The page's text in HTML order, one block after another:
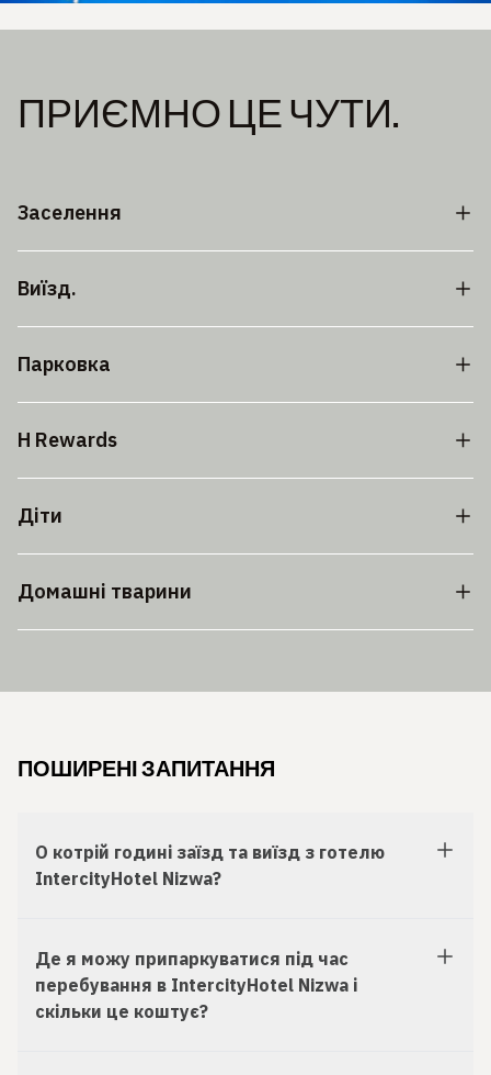
ПРИЄМНО ЦЕ ЧУТИ.
Заселення
Виїзд.
Парковка
H Rewards
Діти
Домашні тварини
ПОШИРЕНІ ЗАПИТАННЯ
О котрій годині заїзд та виїзд з готелю
IntercityHotel Nizwa?
Де я можу припаркуватися під час
перебування в IntercityHotel Nizwa і
скільки це коштує?